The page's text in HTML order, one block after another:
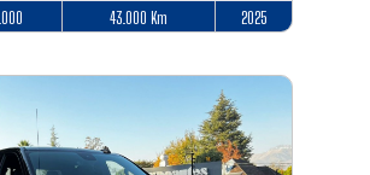
43.000 Km 2025